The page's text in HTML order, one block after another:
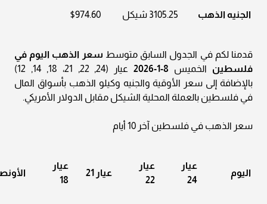
الجنيه الذهب 3105.25 شيكل $974.60
قدمنا لكم في الجدول السابق متوسط سعر الذهب اليوم في
فلسطين الخميس 8-1-2026
عيار (24, 22, 21، 18, 14, 12)
بالإضافة إلى سعر الأوقية والجنيه وكيلو الذهب بأسواق المال
في فلسطين بالعملة المحلية الشيكل مقابل الدولار الأمريكي.
سعر الذهب في فلسطين آخر 10 أيام
اليوم
عيار
24
عيار
22
عيار 21
عيار
18